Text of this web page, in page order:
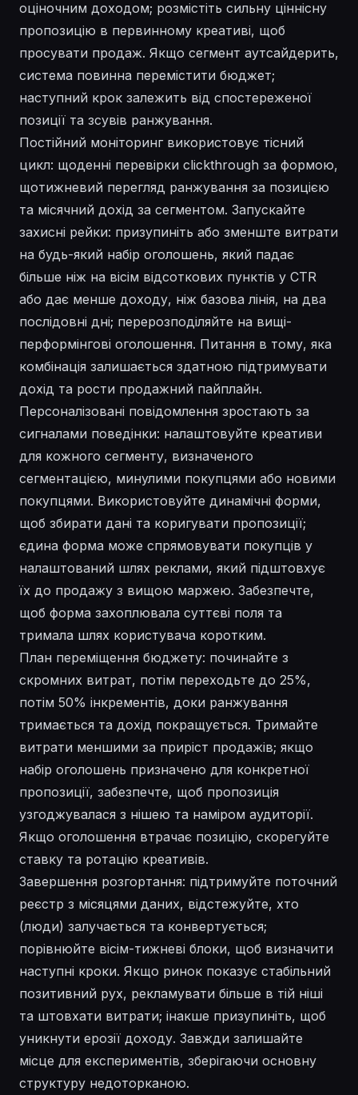
оціночним доходом; розмістіть сильну ціннісну
пропозицію в первинному креативі, щоб
просувати продаж. Якщо сегмент аутсайдерить,
система повинна перемістити бюджет;
наступний крок залежить від спостереженої
позиції та зсувів ранжування.
Постійний моніторинг використовує тісний
цикл: щоденні перевірки clickthrough за формою,
щотижневий перегляд ранжування за позицією
та місячний дохід за сегментом. Запускайте
захисні рейки: призупиніть або зменште витрати
на будь-який набір оголошень, який падає
більше ніж на вісім відсоткових пунктів у CTR
або дає менше доходу, ніж базова лінія, на два
послідовні дні; перерозподіляйте на вищі-
перформінгові оголошення. Питання в тому, яка
комбінація залишається здатною підтримувати
дохід та рости продажний пайплайн.
Персоналізовані повідомлення зростають за
сигналами поведінки: налаштовуйте креативи
для кожного сегменту, визначеного
сегментацією, минулими покупцями або новими
покупцями. Використовуйте динамічні форми,
щоб збирати дані та коригувати пропозиції;
єдина форма може спрямовувати покупців у
налаштований шлях реклами, який підштовхує
їх до продажу з вищою маржею. Забезпечте,
щоб форма захоплювала суттєві поля та
тримала шлях користувача коротким.
План переміщення бюджету: починайте з
скромних витрат, потім переходьте до 25%,
потім 50% інкрементів, доки ранжування
тримається та дохід покращується. Тримайте
витрати меншими за приріст продажів; якщо
набір оголошень призначено для конкретної
пропозиції, забезпечте, щоб пропозиція
узгоджувалася з нішею та наміром аудиторії.
Якщо оголошення втрачає позицію, скорегуйте
ставку та ротацію креативів.
Завершення розгортання: підтримуйте поточний
реєстр з місяцями даних, відстежуйте, хто
(люди) залучається та конвертується;
порівнюйте вісім-тижневі блоки, щоб визначити
наступні кроки. Якщо ринок показує стабільний
позитивний рух, рекламувати більше в тій ніші
та штовхати витрати; інакше призупиніть, щоб
уникнути ерозії доходу. Завжди залишайте
місце для експериментів, зберігаючи основну
структуру недоторканою.